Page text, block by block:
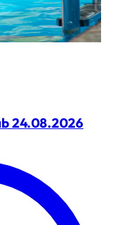
24.08.2026